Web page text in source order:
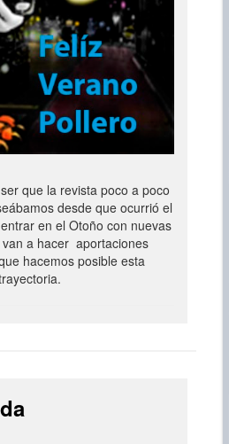
que la revista poco a poco
desde que ocurrió el
en el Otoño con nuevas
a hacer aportaciones
hacemos posible esta